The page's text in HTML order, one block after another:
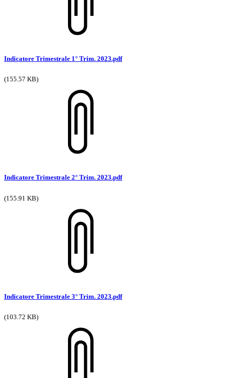
Indicatore Trimestrale 1° Trim. 2023.pdf
(155.57 KB)
Indicatore Trimestrale 2° Trim. 2023.pdf
(155.91 KB)
Indicatore Trimestrale 3° Trim. 2023.pdf
(103.72 KB)